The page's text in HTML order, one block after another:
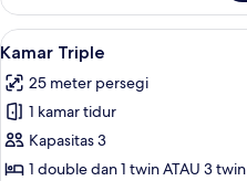
Kamar
Single
Lihat
semua
foto
untuk
Kamar
Triple
7
Kamar Triple
25 meter persegi
1 kamar tidur
Kapasitas 3
1 double dan 1 twin ATAU 3 twin